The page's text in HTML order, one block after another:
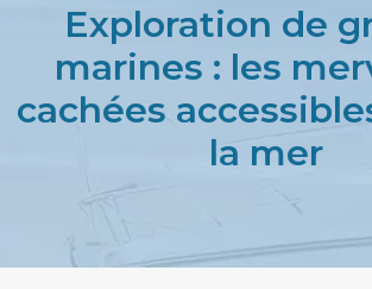
Exploration de
marines : les
cachées
la mer